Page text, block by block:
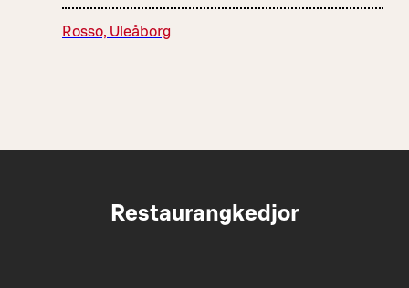
Rosso, Uleåborg
Restaurangkedjor